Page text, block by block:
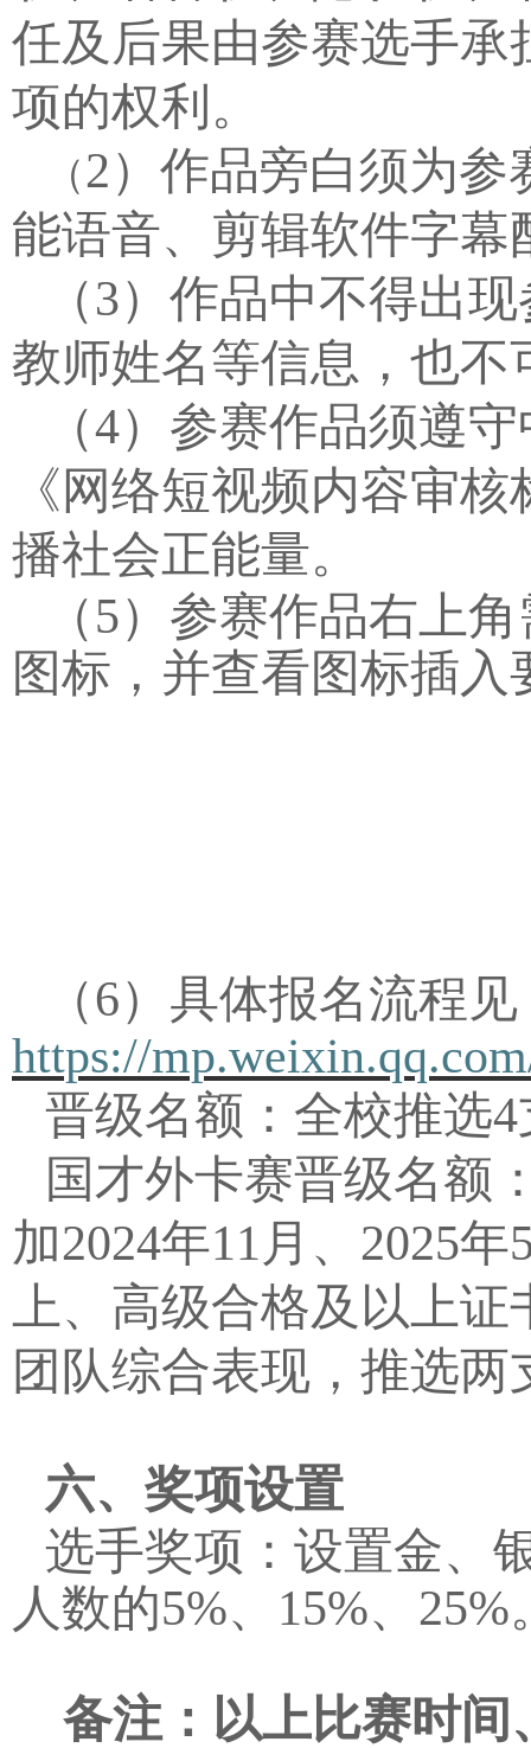
任及后果由参赛选手
项的权利。
（2） 作品旁白须为参
能语音、剪辑软件字幕
（3） 作品中不得出
教师姓名等信息，也不
（4） 参赛作品须遵
《网络短视频内容审
播社会正能量。
（5） 参赛作品右上
图标，并查看图标插入
（6）具体报名流程见
https://
晋级名额：全校推选4
国才外卡赛晋级名额
加2024年11 月、 2025年
上、高级合格及以上
团队综合表现，推选
六、奖项设置
选手奖项：设置金、
人数的5%、 15%、 25%
备注：以上比赛时